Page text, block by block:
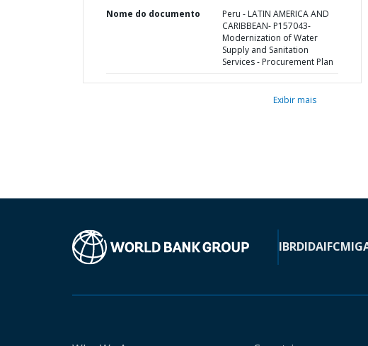
Nome do documento
Peru - LATIN AMERICA AND
CARIBBEAN- P157043-
Modernization of Water
Supply and Sanitation
Services - Procurement Plan
Exibir mais
IBRDIDAIFC